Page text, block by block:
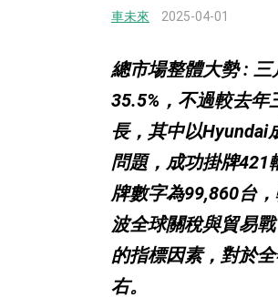
車未來 2025-04-01
總市場整體大勢 :
35.5%，不過較去年
長，其中以Hyundai
問題，成功掛牌421
牌數字為99,860台
波全球關稅與貿易
的指標因素，對於
右。